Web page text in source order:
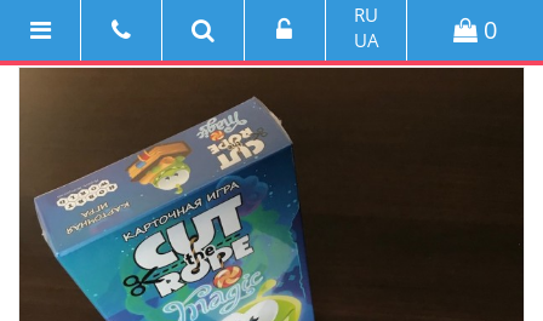
RU
UA
0